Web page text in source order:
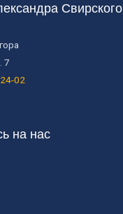
Свирского
7
02
на нас